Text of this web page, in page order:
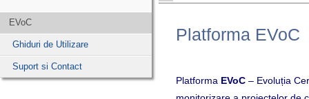
EVoC
Ghiduri de Utilizare
Suport si Contact
Platforma EVoC
Platforma EVoC – Evoluția